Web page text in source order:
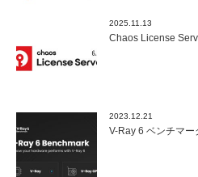
2025.11.13
Chaos License
2023.12.21
V-Ray 6 ベンチマー